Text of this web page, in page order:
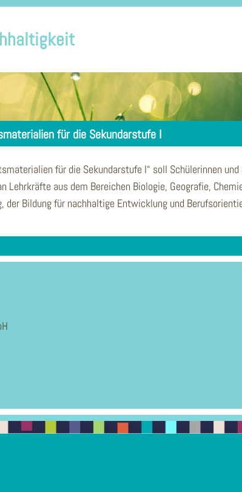
für die Sekundarstufe I
für die Sekundarstufe I“ soll Schülerinnen
Lehrkräfte aus dem Bereichen Biologie, Geografie,
Bildung für nachhaltige Entwicklung und